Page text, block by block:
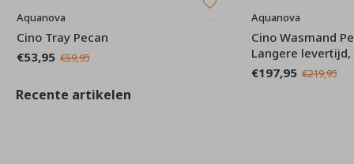
Aquanova
Cino Tray Pecan
€53,95 €59,95
Aquanova
Cino Wasmand
Langere levertijd,
€197,95 €219,95
Recente artikelen